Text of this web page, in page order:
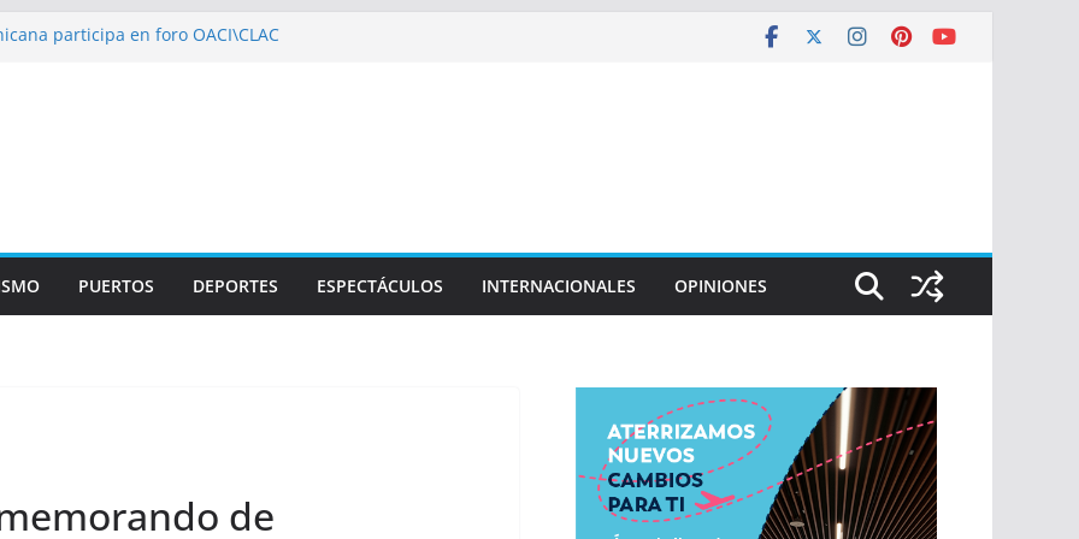
participa en foro OACI\CLAC
en normas de calidad ISO
multidisciplinario operativo médico
PUERTOS DEPORTES ESPECTÁCULOS INTERNACIONALES OPINIONES
de